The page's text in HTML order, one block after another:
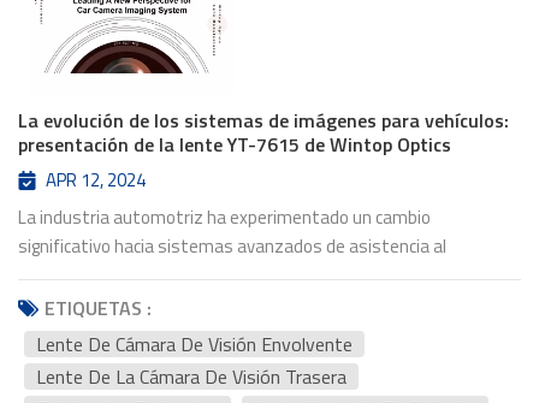
La evolución de los sistemas de imágenes para vehículos:
presentación de la lente YT-7615 de Wintop Optics
APR 12, 2024
La industria automotriz ha experimentado un cambio
significativo hacia sistemas avanzados de asistencia al
conductor (ADAS) En los últimos años, los sistemas de imagen
de vehículos han desempeñado un papel fundamental en la
mejora de la seguridad y la comodidad en la carretera. Entre
estos sistemas, lente de cámara con vista envolvente y lente de
la cámara de visión trasera Se han vuelto cada vez más
ETIQUETAS :
Lente De Cámara De Visión Envolvente
Lente De La Cámara De Visión Trasera